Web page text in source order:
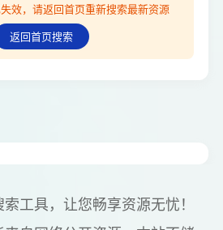
效，请返回首页重新搜索最新资源
返回首页搜索
工具，让您畅享资源无忧！